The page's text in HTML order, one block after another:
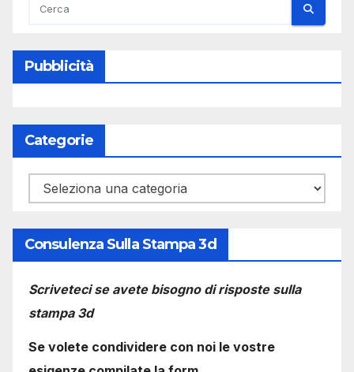
Pubblicità
Categorie
Categorie
Consulenza Sulla Stampa 3d
Scriveteci se avete bisogno di risposte sulla
stampa 3d
Se volete condividere con noi le vostre